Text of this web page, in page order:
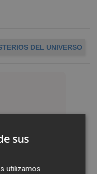
DEL UNIVERSO
sus
utilizamos